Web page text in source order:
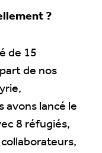
?
de 15
de nos
avons lancé le
8 réfugiés,